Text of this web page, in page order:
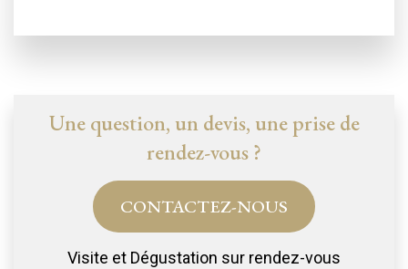
Une question, un devis, une prise de
rendez-vous ?
CONTACTEZ-NOUS
Visite et Dégustation sur rendez-vous